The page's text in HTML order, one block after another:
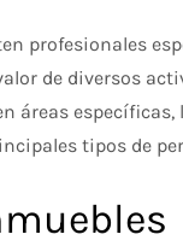
profesionales
de diversos
áreas
tipos de